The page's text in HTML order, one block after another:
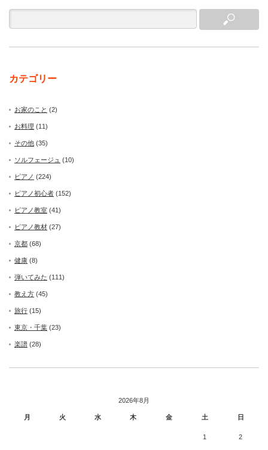
カテゴリー
お家のこと (2)
お料理 (11)
その他 (35)
ソルフェージュ (10)
ピアノ (224)
ピアノ初心者 (152)
ピアノ教室 (41)
ピアノ教材 (27)
京都 (68)
健康 (8)
弾いてみた (111)
教え方 (45)
旅行 (15)
東京・千葉 (23)
楽譜 (28)
2026年8月
月 火 水 木 金 土 日
1 2